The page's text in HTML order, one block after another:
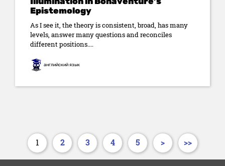
Epistemology
As I see it, the theory is consistent, broad, has many
levels, answer many questions and reconciles
different positions....
английский язык
1 2 3 4 5 > >>